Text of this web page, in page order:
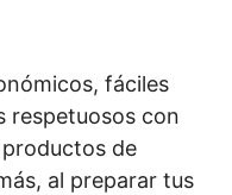
fáciles
respetuosos con
de
al preparar tus